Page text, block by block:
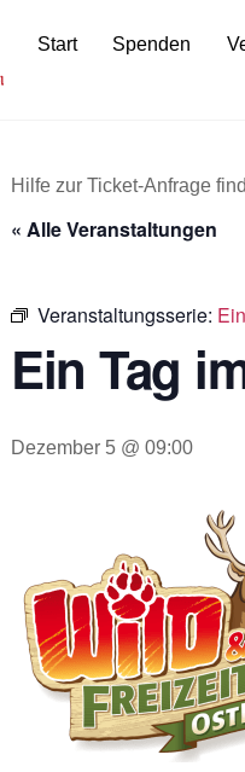
Start Spenden
Hilfe zur Ticket-Anfrage
« Alle Veranstaltungen
Veranstaltungsserie:
Ein Tag
Dezember 5 @ 09:00